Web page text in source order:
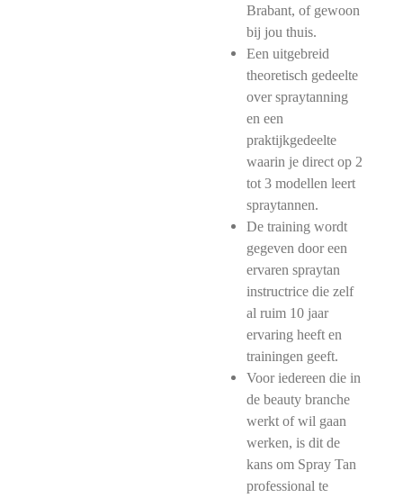
Brabant, of gewoon
bij jou thuis.
Een uitgebreid
theoretisch gedeelte
over spraytanning
en een
praktijkgedeelte
waarin je direct op 2
tot 3 modellen leert
spraytannen.
De training wordt
gegeven door een
ervaren spraytan
instructrice die zelf
al ruim 10 jaar
ervaring heeft en
trainingen geeft.
Voor iedereen die in
de beauty branche
werkt of wil gaan
werken, is dit de
kans om Spray Tan
professional te